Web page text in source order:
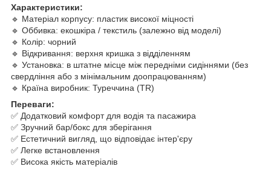
Характеристики:
🔹 Матеріал корпусу: пластик високої міцності
🔹 Оббивка: екошкіра / текстиль (залежно від моделі)
🔹 Колір: чорний
🔹 Відкривання: верхня кришка з відділенням
🔹 Установка: в штатне місце між передніми сидіннями (без
свердління або з мінімальним доопрацюванням)
🔹 Країна виробник: Туреччина (TR)
Переваги:
✅ Додатковий комфорт для водія та пасажира
✅ Зручний бар/бокс для зберігання
✅ Естетичний вигляд, що відповідає інтер'єру
✅ Легке встановлення
✅ Висока якість матеріалів